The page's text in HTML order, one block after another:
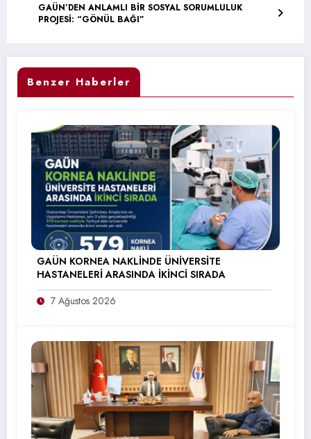
GAÜN’DEN ANLAMLI BİR SOSYAL SORUMLULUK
PROJESİ: “GÖNÜL BAĞI”
Benzer Haberler
GAÜN KORNEA NAKLİNDE ÜNİVERSİTE
HASTANELERİ ARASINDA İKİNCİ SIRADA
7 Ağustos 2026